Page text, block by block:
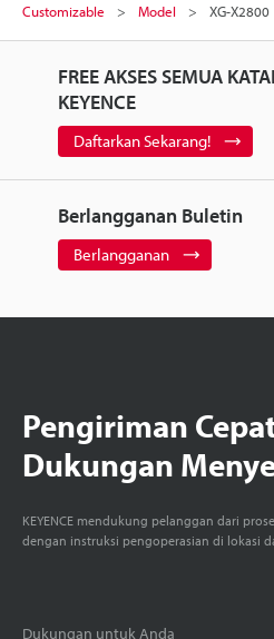
Customizable
Model XG-X2800
FREE AKSES SEMUA
KEYENCE
Daftarkan Sekarang!
Berlangganan Buletin
Berlangganan
Pengiriman
Dukungan
KEYENCE mendukung pelanggan dari
dengan instruksi pengoperasian di lokasi
Dukungan untuk Anda